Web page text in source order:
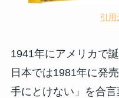
引用
1941年にアメリカで誕
日本では1981年に発
手にとけない」を合